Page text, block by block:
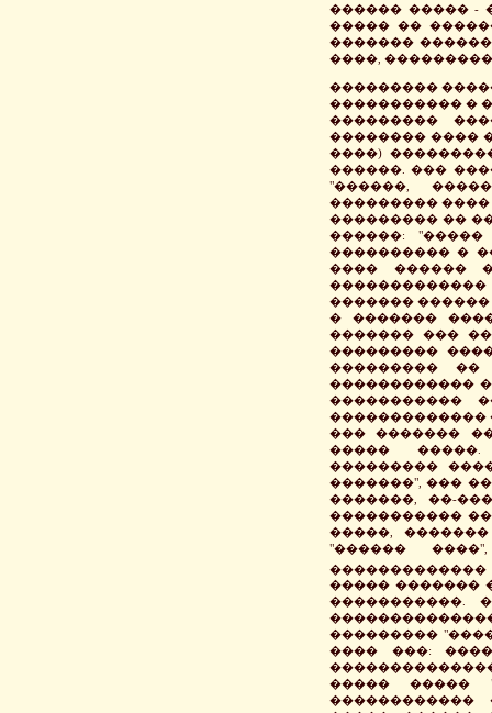
������ ����� -
����� ��
�������
����,
���������
����������� �
���������
�������� ����
����)
������. ���
"������,
��������� ����
��������� ��
������:
���������� �
���� ������
�������
� �������
������� ���
���������
��������� ��
������������
�����������
�������������
��� �������
����� �����.
���������
�������", ���
�������, ��-
�����������
�����,
"������
����� �������
�����������.
���������
���� ���:
����� �����
������������